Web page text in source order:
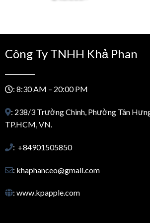
Công Ty TNHH Khả Phan
: 8:30 AM – 20:00 PM
: 238/3 Trường Chinh, Phường Tân
TP.HCM, VN.
: +84901505850
: khaphanceo@gmail.com
: www.kpapple.com